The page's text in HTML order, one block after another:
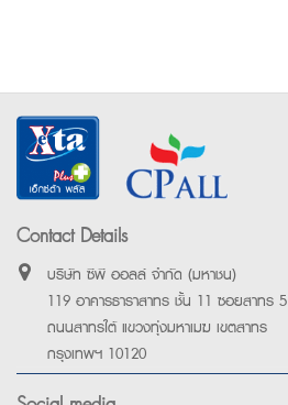
Contact Details
บริษัท ซีพี ออลล์ จำกัด (มหาชน)
119 อาคารธาราสาทร ชั้น 11 ซอยสาทร 5
ถนนสาทรใต้ แขวงทุ่งมหาเมฆ เขตสาทร
กรุงเทพฯ 10120